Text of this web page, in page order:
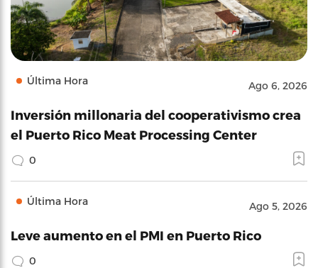
Última Hora Ago 6, 2026
Inversión millonaria del cooperativismo crea
el Puerto Rico Meat Processing Center
0
Última Hora Ago 5, 2026
Leve aumento en el PMI en Puerto Rico
0